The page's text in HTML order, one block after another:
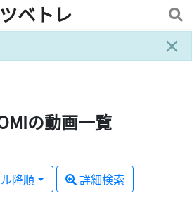
ツベトレ
×
の動画一覧
降順 詳細検索